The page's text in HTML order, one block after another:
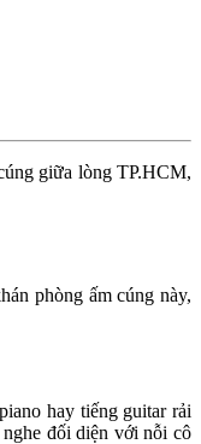
giữa lòng TP.HCM,
phòng ấm cúng này,
hay tiếng guitar rải
đối diện với nỗi cô